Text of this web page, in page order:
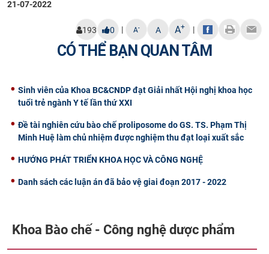
21-07-2022
193 0 | A- A A+ |
CÓ THỂ BẠN QUAN TÂM
Sinh viên của Khoa BC&CNDP đạt Giải nhất Hội nghị khoa học
tuổi trẻ ngành Y tế lần thứ XXI
Đề tài nghiên cứu bào chế proliposome do GS. TS. Phạm Thị
Minh Huệ làm chủ nhiệm được nghiệm thu đạt loại xuất sắc
HƯỚNG PHÁT TRIỂN KHOA HỌC VÀ CÔNG NGHỆ
Danh sách các luận án đã bảo vệ giai đoạn 2017 - 2022
Khoa Bào chế - Công nghệ dược phẩm